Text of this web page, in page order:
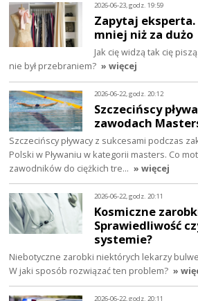
2026-06-23, godz. 19:59
Zapytaj eksperta.
mniej niż za dużo
Jak cię widzą tak cię
nie był przebraniem? » więcej
2026-06-22, godz. 20:12
Szczecińscy
zawodach
Szczecińscy pływacy z sukcesami podczas
Polski w Pływaniu w kategorii masters. Co
zawodników do ciężkich tre… » więcej
2026-06-22, godz. 20:11
Kosmiczne
Sprawiedliwość
systemie?
Niebotyczne zarobki niektórych lekarzy
W jaki sposób rozwiązać ten problem? »
2026-06-22, godz. 20:11